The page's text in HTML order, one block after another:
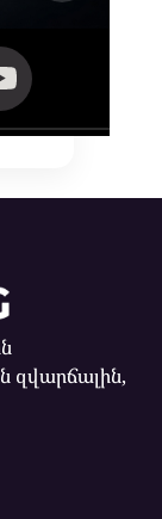
զվարճալին,